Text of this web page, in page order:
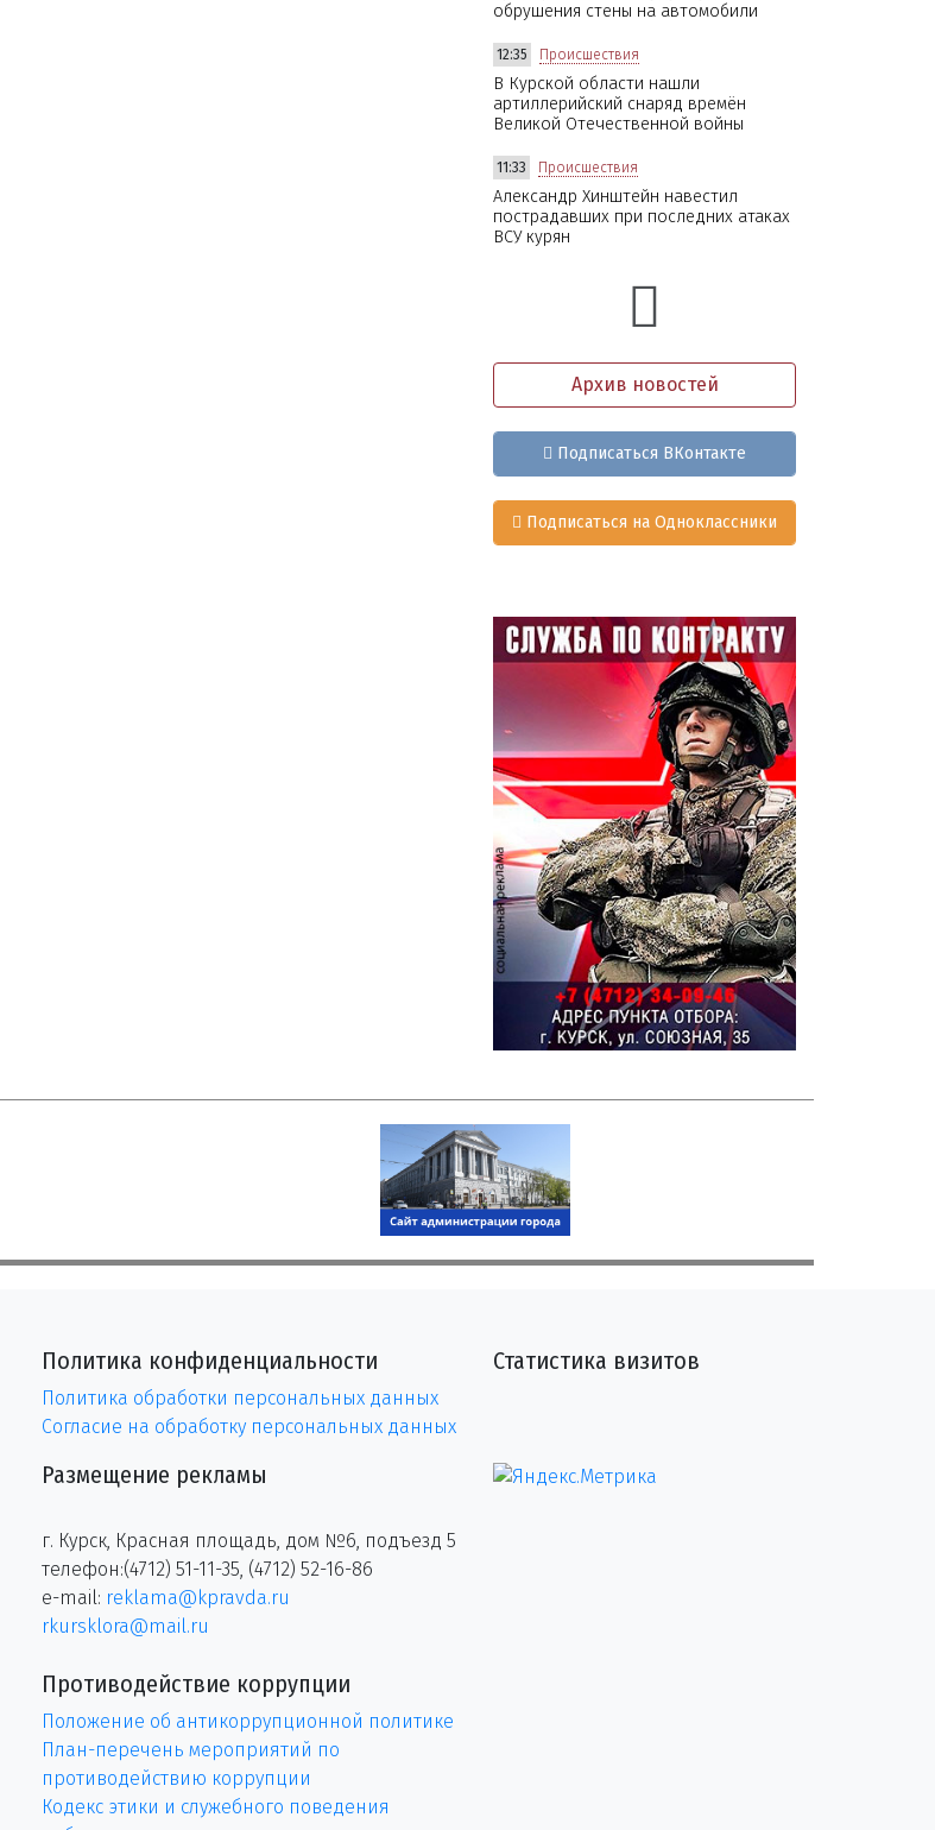
обрушения стены на автомобили
12:35 Происшествия
В Курской области нашли
артиллерийский снаряд времён
Великой Отечественной войны
11:33 Происшествия
Александр Хинштейн навестил
пострадавших при последних атаках
ВСУ курян
Архив новостей
Подписаться ВКонтакте
Подписаться на Одноклассники
Политика конфиденциальности
Политика обработки персональных данных
Согласие на обработку персональных данных
Размещение рекламы
г. Курск, Красная площадь, дом №6, подъезд 5
телефон:(4712) 51-11-35, (4712) 52-16-86
e-mail: reklama@kpravda.ru
rkursklora@mail.ru
Противодействие коррупции
Положение об антикоррупционной политике
План-перечень мероприятий по
противодействию коррупции
Кодекс этики и служебного поведения
Статистика визитов